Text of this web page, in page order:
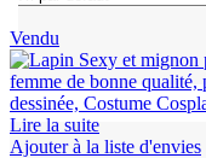
Vendu
Lire la suite
Ajouter à la liste d'envies